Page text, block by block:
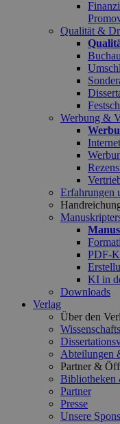
Qualität &
Werbung &
Erfahrungen
PDF-
KI in
Downloads
Verlag
Über den
Abteilungen
Partner &
Bibliotheken
Partner
Presse
Unsere